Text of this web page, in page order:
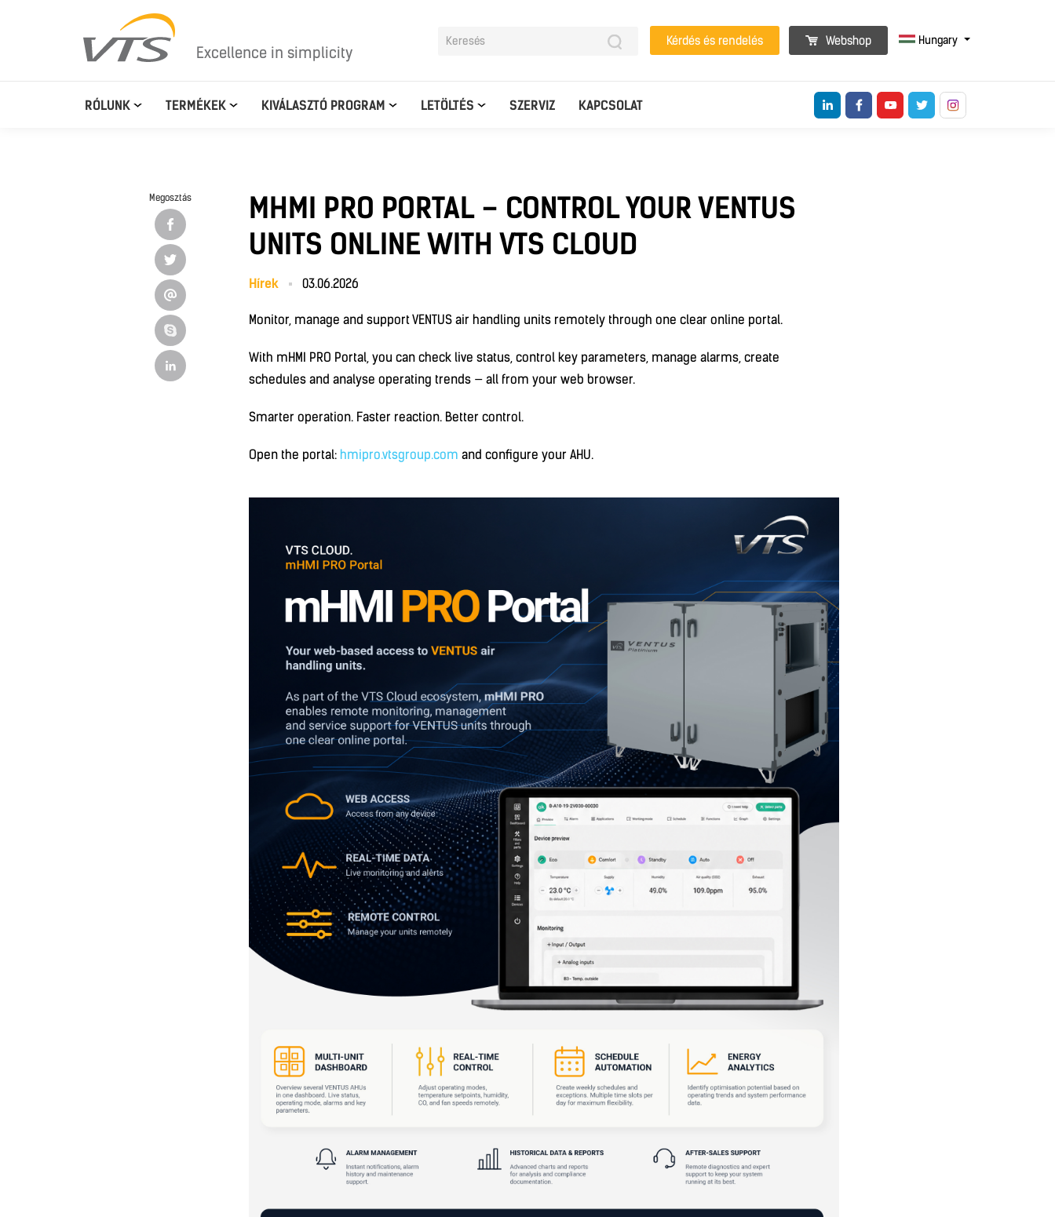
Excellence in simplicity
Kérdés és rendelés Webshop Hungary
RÓLUNK TERMÉKEK KIVÁLASZTÓ PROGRAM LETÖLTÉS SZERVIZ KAPCSOLAT
Megosztás
MHMI PRO PORTAL – CONTROL YOUR VENTUS
UNITS ONLINE WITH VTS CLOUD
Hírek 03.06.2026
Monitor, manage and support VENTUS air handling units remotely through one clear online portal.
With mHMI PRO Portal, you can check live status, control key parameters, manage alarms, create
schedules and analyse operating trends — all from your web browser.
Smarter operation. Faster reaction. Better control.
Open the portal: hmipro.vtsgroup.com and configure your AHU.